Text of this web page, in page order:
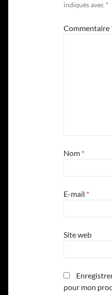
indiqués avec *
Commentaire
Nom *
E-mail *
Site web
pour mon